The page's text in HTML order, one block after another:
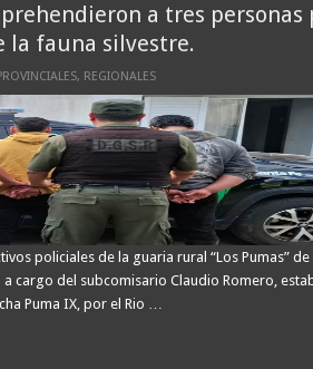
a tres personas
la fauna silvestre.
, REGIONALES
policiales de la guaria rural “Los Pumas” de
cargo del subcomisario Claudio Romero,
Puma IX, por el Rio …